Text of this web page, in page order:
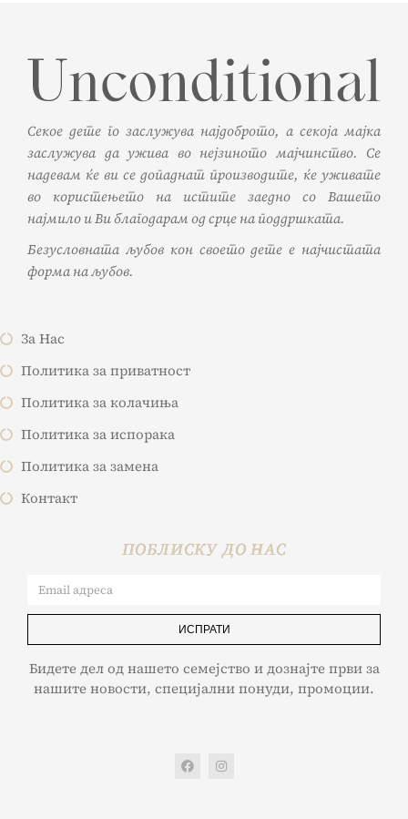
Секое дете го заслужува најдоброто, а секоја мајка
заслужува да ужива во нејзиното мајчинство. Се
надевам ќе ви се допаднат производите, ќе уживате
во користењето на истите заедно со Вашето
најмило и Ви благодарам од срце на поддршката.
Безусловната љубов кон своето дете е најчистата
форма на љубов.
За Нас
Политика за приватност
Политика за колачиња
Политика за испорака
Политика за замена
Контакт
ПОБЛИСКУ ДО НАС
ИСПРАТИ
Бидете дел од нашето семејство и дознајте први за
нашите новости, специјални понуди, промоции.